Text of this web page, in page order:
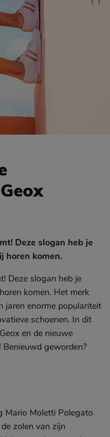
Deze slogan heb je
horen komen.
Deze slogan heb je
komen. Het merk
jaren enorme populariteit
schoenen. In dit
en de nieuwe
geworden?
Mario Moletti Polegato
zolen van zijn